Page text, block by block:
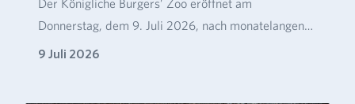
Der Königliche Burgers’ Zoo eröffnet am
Donnerstag, dem 9. Juli 2026, nach monatelangen
Umbaumaßnahm…
9 Juli 2026